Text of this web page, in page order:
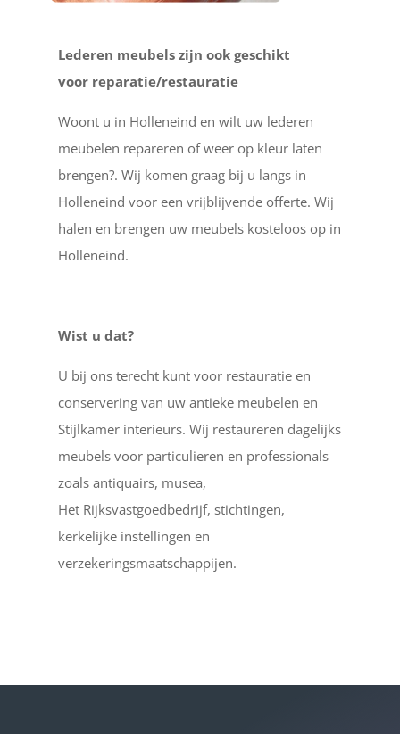
Lederen meubels zijn ook geschikt
voor reparatie/restauratie
Woont u in Holleneind en wilt uw lederen
meubelen repareren of weer op kleur laten
brengen?. Wij komen graag bij u langs in
Holleneind voor een vrijblijvende offerte. Wij
halen en brengen uw meubels kosteloos op in
Holleneind.
Wist u dat?
U bij ons terecht kunt voor restauratie en
conservering van uw antieke meubelen en
Stijlkamer interieurs. Wij restaureren dagelijks
meubels voor particulieren en professionals
zoals antiquairs, musea,
Het Rijksvastgoedbedrijf, stichtingen,
kerkelijke instellingen en
verzekeringsmaatschappijen.